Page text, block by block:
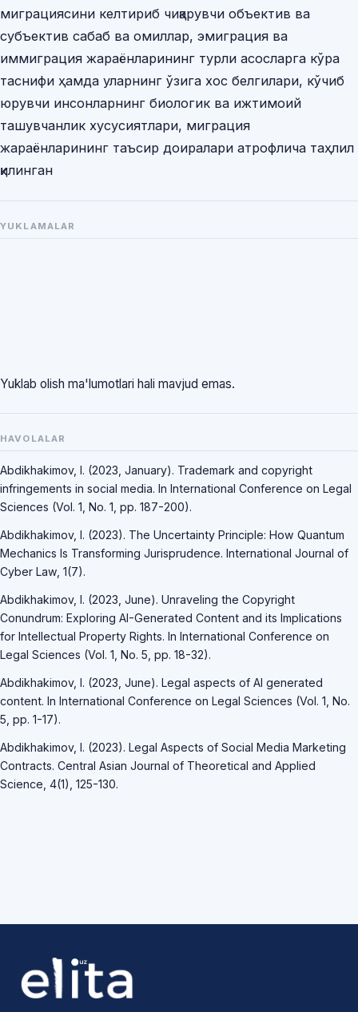
миграциясини келтириб чиқарувчи объектив ва
субъектив сабаб ва омиллар, эмиграция ва
иммиграция жараёнларининг турли асосларга кўра
таснифи ҳамда уларнинг ўзига хос белгилари, кўчиб
юрувчи инсонларнинг биологик ва ижтимоий
ташувчанлик хусусиятлари, миграция
жараёнларининг таъсир доиралари атрофлича таҳлил
қилинган
YUKLAMALAR
Yuklab olish ma'lumotlari hali mavjud emas.
HAVOLALAR
Abdikhakimov, I. (2023, January). Trademark and copyright
infringements in social media. In International Conference on Legal
Sciences (Vol. 1, No. 1, pp. 187-200).
Abdikhakimov, I. (2023). The Uncertainty Principle: How Quantum
Mechanics Is Transforming Jurisprudence. International Journal of
Cyber Law, 1(7).
Abdikhakimov, I. (2023, June). Unraveling the Copyright
Conundrum: Exploring AI-Generated Content and its Implications
for Intellectual Property Rights. In International Conference on
Legal Sciences (Vol. 1, No. 5, pp. 18-32).
Abdikhakimov, I. (2023, June). Legal aspects of AI generated
content. In International Conference on Legal Sciences (Vol. 1, No.
5, pp. 1-17).
Abdikhakimov, I. (2023). Legal Aspects of Social Media Marketing
Contracts. Central Asian Journal of Theoretical and Applied
Science, 4(1), 125-130.